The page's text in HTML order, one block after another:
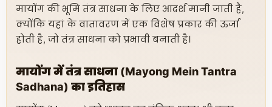
मायोंग की भूमि तंत्र साधना के लिए आदर्श मानी जाती है,
क्योंकि यहां के वातावरण में एक विशेष प्रकार की ऊर्जा
होती है, जो तंत्र साधना को प्रभावी बनाती है।
मायोंग में तंत्र साधना (Mayong Mein Tantra
Sadhana) का इतिहास